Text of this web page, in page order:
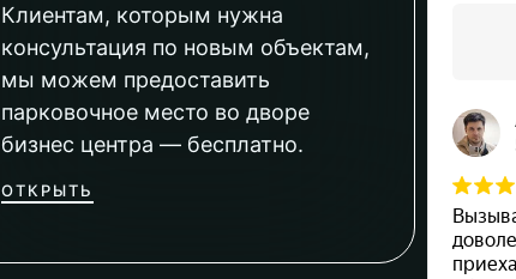
Клиентам, которым нужна
консультация по новым объектам,
мы можем предоставить
парковочное место во дворе
бизнес центра — бесплатно.
ОТКРЫТЬ